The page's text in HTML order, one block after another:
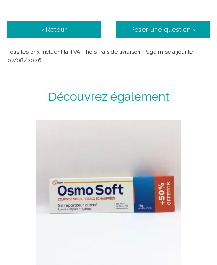
‹ Retour Poser une question ›
Tous les prix incluent la TVA - hors frais de livraison. Page mise à jour le
07/08/2026.
Découvrez également